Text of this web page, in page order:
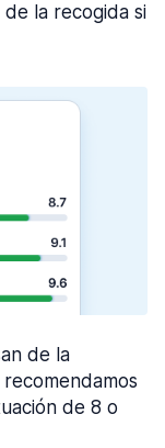
la recogida si
de la
de 8 o